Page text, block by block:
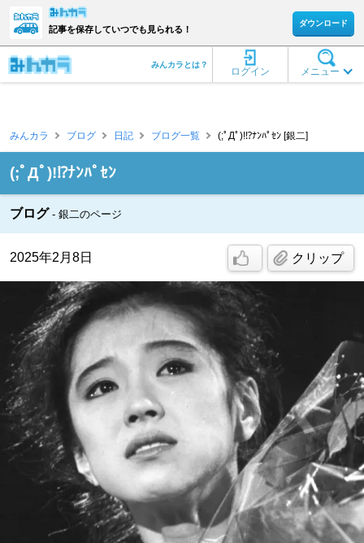
記事を保存していつでも見られる！
ダウンロード
メニュー
ログイン
みんカラとは？
みんカラ ブログ 日記 ブログ一覧 (;ﾟДﾟ)!⁉️ﾅﾝﾊﾟｾﾝ [銀二]
(;ﾟДﾟ)!⁉️ﾅﾝﾊﾟｾﾝ
ブログ 銀二のページ
2025年2月8日 クリップ